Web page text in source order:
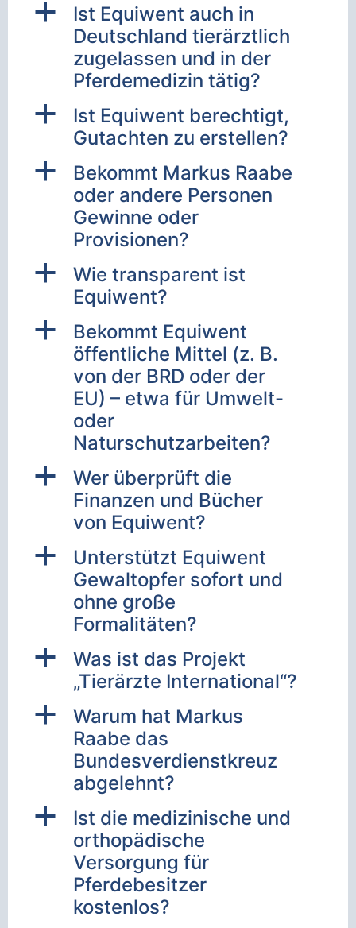
a
Ist Equiwent auch in
Deutschland tierärztlich
zugelassen und in der
Pferdemedizin tätig?
a
Ist Equiwent berechtigt,
Gutachten zu erstellen?
a
Bekommt Markus Raabe
oder andere Personen
Gewinne oder
Provisionen?
a
Wie transparent ist
Equiwent?
a
Bekommt Equiwent
öffentliche Mittel (z. B.
von der BRD oder der
EU) – etwa für Umwelt-
oder
Naturschutzarbeiten?
a
Wer überprüft die
Finanzen und Bücher
von Equiwent?
a
Unterstützt Equiwent
Gewaltopfer sofort und
ohne große
Formalitäten?
a
Was ist das Projekt
„Tierärzte International“?
a
Warum hat Markus
Raabe das
Bundesverdienstkreuz
abgelehnt?
a
Ist die medizinische und
orthopädische
Versorgung für
Pferdebesitzer
kostenlos?